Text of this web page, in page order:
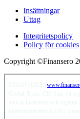
Insättningar
Uttag
Integritetspolicy
Policy för cookies
Copyright ©Finansero